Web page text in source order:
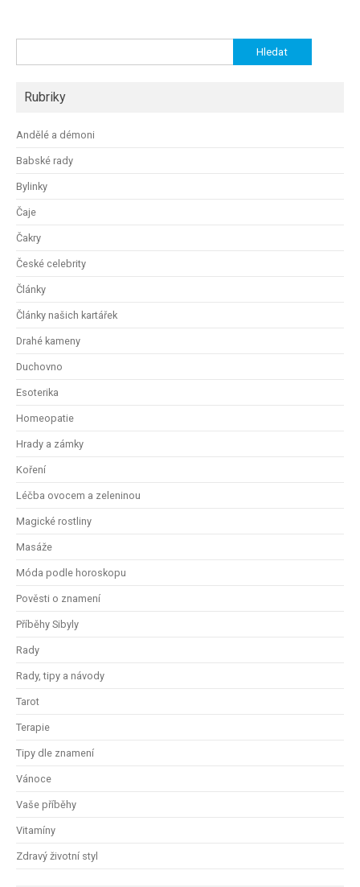
Rubriky
Andělé a démoni
Babské rady
Bylinky
Čaje
Čakry
České celebrity
Články
Články našich kartářek
Drahé kameny
Duchovno
Esoterika
Homeopatie
Hrady a zámky
Koření
Léčba ovocem a zeleninou
Magické rostliny
Masáže
Móda podle horoskopu
Pověsti o znamení
Příběhy Sibyly
Rady
Rady, tipy a návody
Tarot
Terapie
Tipy dle znamení
Vánoce
Vaše příběhy
Vitamíny
Zdravý životní styl